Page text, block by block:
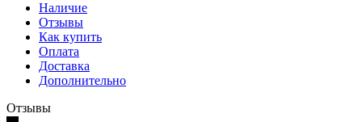
Наличие
Отзывы
Как купить
Оплата
Доставка
Дополнительно
Отзывы